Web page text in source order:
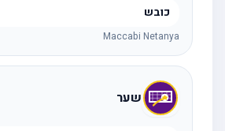
כובש
Maccabi Netanya
שער